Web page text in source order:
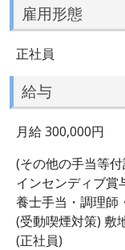
雇用形態
正社員
給与
月給 300,000円
(その他の手当等
インセンディブ賞
養士手当・調理師
(受動喫煙対策) 敷
(正社員)